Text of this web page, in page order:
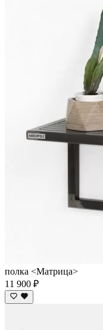
полка <Матрица>
11 900 ₽